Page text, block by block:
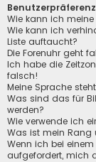
Wie kann ich
Wie kann ich
Liste auftaucht?
Die Forenuhr geht
Ich habe die
falsch!
Meine Sprache
Was sind das für
werden?
Wie verwende ich
Was ist mein Rang
Wenn ich bei
aufgefordert, mich